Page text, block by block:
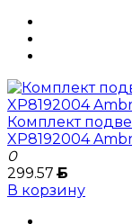
Комплект
XP8192004
0
299.57Б
В корзину